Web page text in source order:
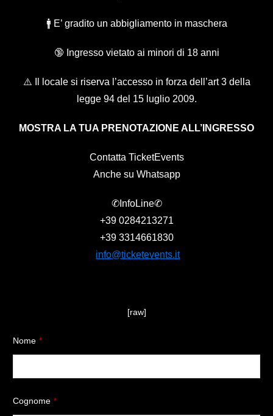
🚹 E’ gradito un abbigliamento in maschera
🔞 Ingresso vietato ai minori di 18 anni
⚠️ Il locale si riserva l’accesso in forza dell’art 3 della
legge 94 del 15 luglio 2009.
MOSTRA LA TUA PRENOTAZIONE ALL’INGRESSO
Contatta TicketEvents
Anche su Whatsapp
✆InfoLine✆
+39 0284213271
+39 3314661830
info@ticketevents.it
[raw]
Nome *
Cognome *